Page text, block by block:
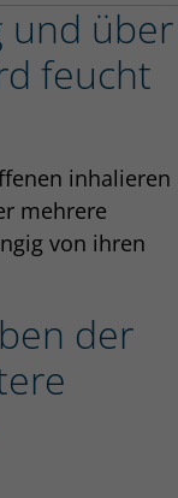
und über
feucht
inhalieren
mehrere
von ihren
der